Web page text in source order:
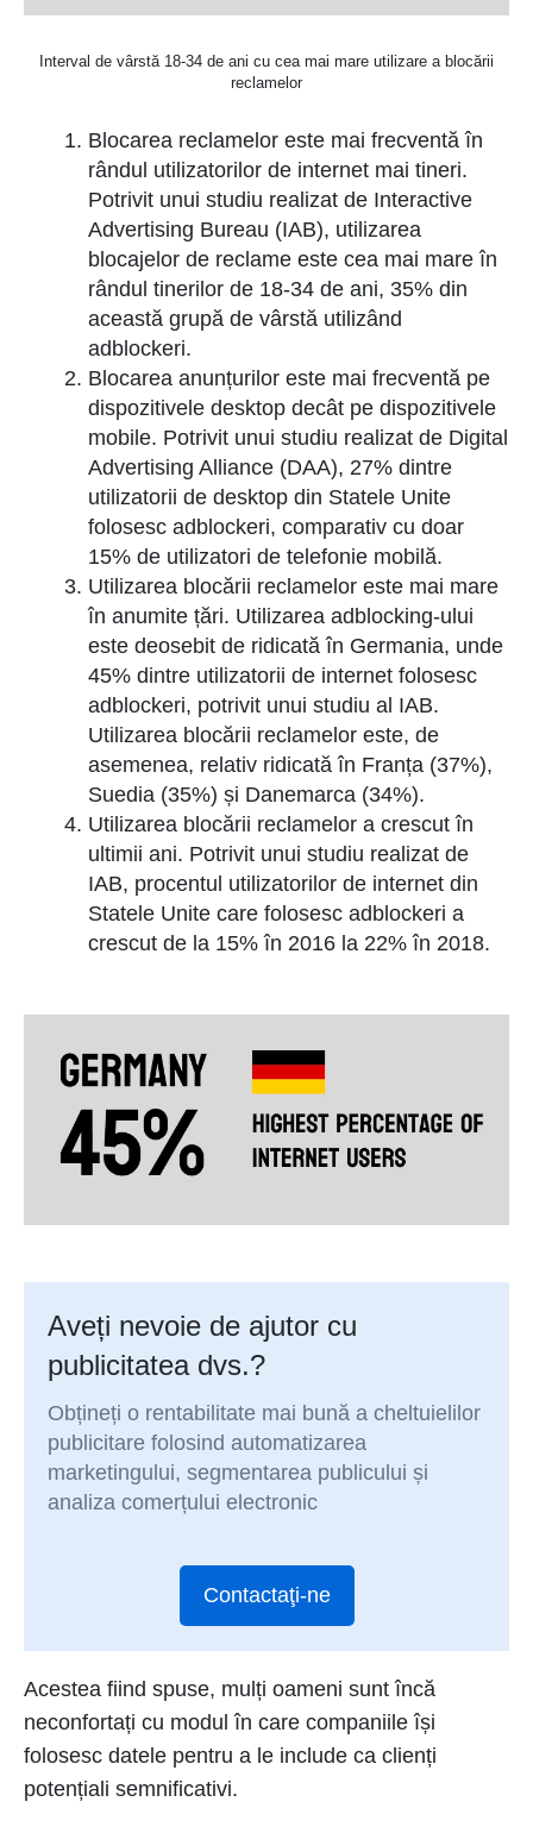
Interval de vârstă 18-34 de ani cu cea mai mare utilizare a blocării
reclamelor
Blocarea reclamelor este mai frecventă în
rândul utilizatorilor de internet mai tineri.
Potrivit unui studiu realizat de Interactive
Advertising Bureau (IAB), utilizarea
blocajelor de reclame este cea mai mare în
rândul tinerilor de 18-34 de ani, 35% din
această grupă de vârstă utilizând
adblockeri.
Blocarea anunțurilor este mai frecventă pe
dispozitivele desktop decât pe dispozitivele
mobile. Potrivit unui studiu realizat de Digital
Advertising Alliance (DAA), 27% dintre
utilizatorii de desktop din Statele Unite
folosesc adblockeri, comparativ cu doar
15% de utilizatori de telefonie mobilă.
Utilizarea blocării reclamelor este mai mare
în anumite țări. Utilizarea adblocking-ului
este deosebit de ridicată în Germania, unde
45% dintre utilizatorii de internet folosesc
adblockeri, potrivit unui studiu al IAB.
Utilizarea blocării reclamelor este, de
asemenea, relativ ridicată în Franța (37%),
Suedia (35%) și Danemarca (34%).
Utilizarea blocării reclamelor a crescut în
ultimii ani. Potrivit unui studiu realizat de
IAB, procentul utilizatorilor de internet din
Statele Unite care folosesc adblockeri a
crescut de la 15% în 2016 la 22% în 2018.
Aveți nevoie de ajutor cu
publicitatea dvs.?
Obțineți o rentabilitate mai bună a cheltuielilor
publicitare folosind automatizarea
marketingului, segmentarea publicului și
analiza comerțului electronic
Contactaţi-ne
Acestea fiind spuse, mulți oameni sunt încă
neconfortați cu modul în care companiile își
folosesc datele pentru a le include ca clienți
potențiali semnificativi.